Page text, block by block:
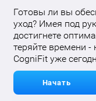
Готовы ли вы
уход? Имея под
достигнете
теряйте времени -
CogniFit уже
Начать